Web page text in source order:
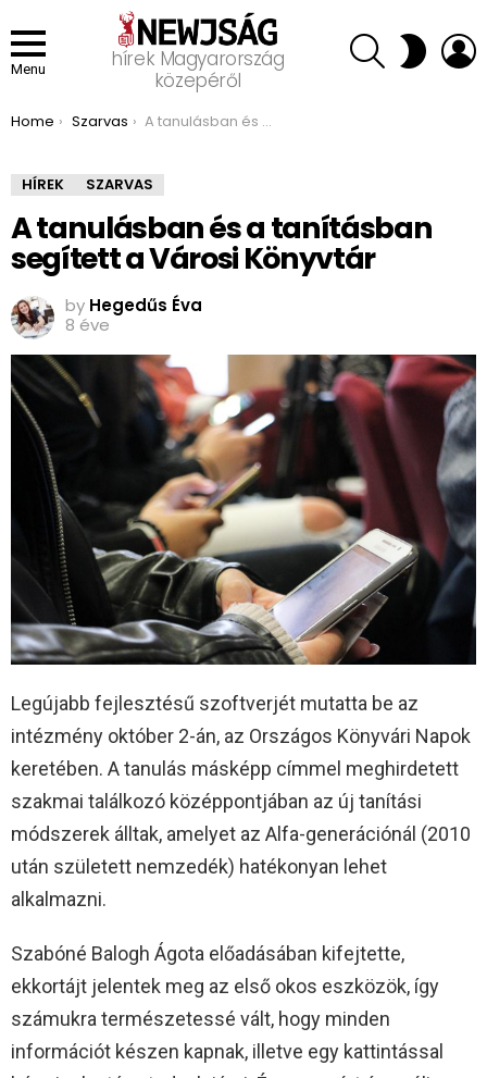
Menu
hírek Magyarország
közepéről
SEARCH SWITCH
SKIN
You are here:
Home Szarvas A tanulásban és a tanításban segített a Városi Könyvtár
HÍREK SZARVAS
A tanulásban és a tanításban
segített a Városi Könyvtár
by Hegedűs Éva
8 éve
Legújabb fejlesztésű szoftverjét mutatta be az
intézmény október 2-án, az Országos Könyvári Napok
keretében. A tanulás másképp címmel meghirdetett
szakmai találkozó középpontjában az új tanítási
módszerek álltak, amelyet az Alfa-generációnál (2010
után született nemzedék) hatékonyan lehet
alkalmazni.
Szabóné Balogh Ágota előadásában kifejtette,
ekkortájt jelentek meg az első okos eszközök, így
számukra természetessé vált, hogy minden
információt készen kapnak, illetve egy kattintással